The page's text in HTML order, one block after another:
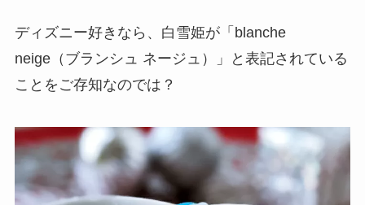
ディズニー好きなら、白雪姫が「blanche
neige（ブランシュ ネージュ）」と表記されている
ことをご存知なのでは？